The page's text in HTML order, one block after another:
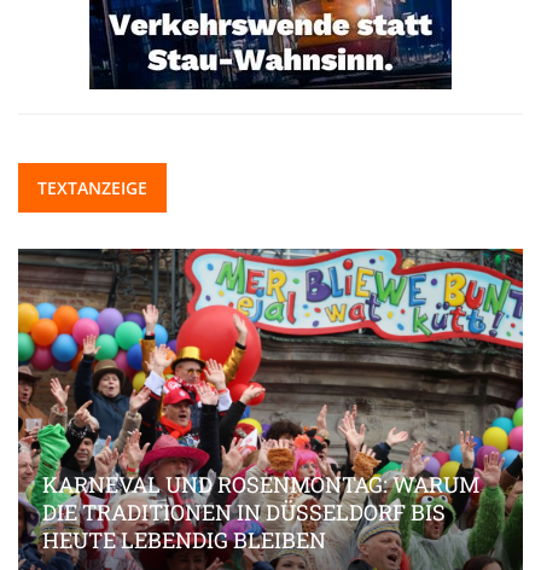
TEXTANZEIGE
KARNEVAL UND ROSENMONTAG: WARUM
DIE TRADITIONEN IN DÜSSELDORF BIS
HEUTE LEBENDIG BLEIBEN